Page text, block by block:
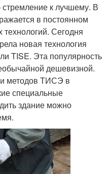
к лучшему. В
в постоянном
Сегодня
новая технология
TISE. Эта популярность
дешевизной.
методов ТИСЭ в
специальные
здание можно